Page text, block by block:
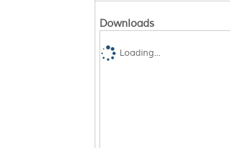
Downloads
Loading...